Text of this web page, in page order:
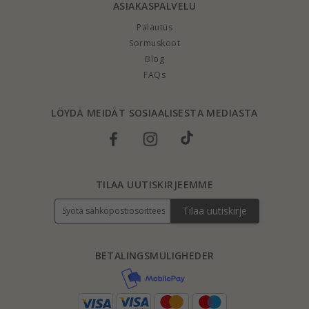
ASIAKASPALVELU
Palautus
Sormuskoot
Blog
FAQs
LÖYDÄ MEIDÄT SOSIAALISESTA MEDIASTA
BETALINGSMULIGHEDER
TILAA UUTISKIRJEEMME
Tilaa uutiskirje